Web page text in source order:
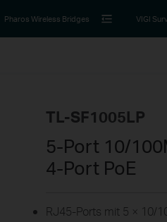
Pharos Wireless Bridges VIGI
TL-SF1005LP
5-Port 10/
4-Port PoE
RJ45-Ports mit 5 × 10/